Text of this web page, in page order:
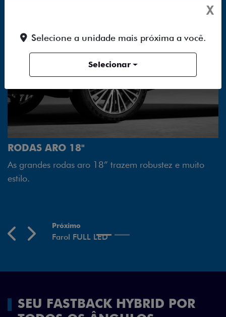
18"
aro 18” trazem robustez e muito
FAROL FULL
Tecnologia dos
economia para
SEU FASTBACK HYBRID POR
X
Selecione a unidade mais próxima a você.
Selecionar